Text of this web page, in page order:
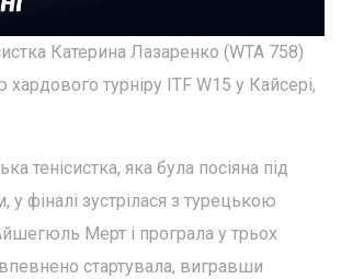
Катерина Лазаренко (WTA 758)
турніру ITF W15 у Кайсері,
тенісистка, яка була посіяна під
фіналі зустрілася з турецькою
Мерт і програла у трьох
стартувала, вигравши